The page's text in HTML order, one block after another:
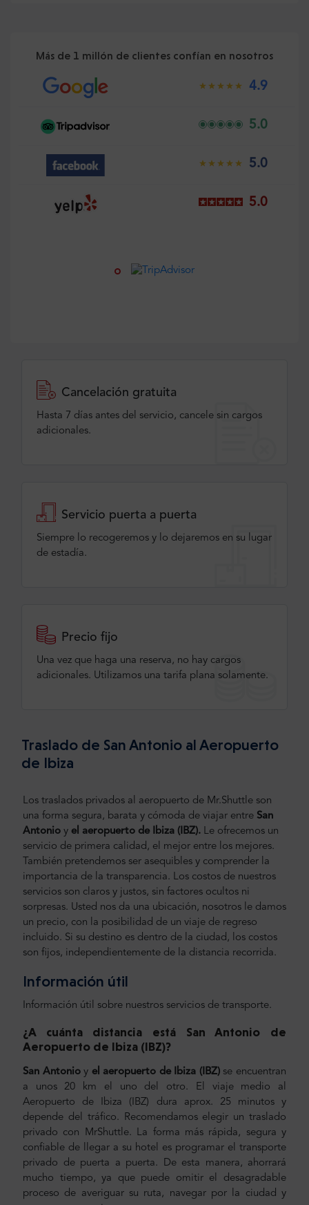
Más de 1 millón de clientes confían en nosotros
4.9
5.0
5.0
5.0
Cancelación gratuita
Hasta 7 días antes del servicio, cancele sin cargos
adicionales.
Servicio puerta a puerta
Siempre lo recogeremos y lo dejaremos en su lugar
de estadía.
Precio fijo
Una vez que haga una reserva, no hay cargos
adicionales. Utilizamos una tarifa plana solamente.
Traslado de San Antonio al Aeropuerto
de Ibiza
Los traslados privados al aeropuerto de Mr.Shuttle son
una forma segura, barata y cómoda de viajar entre San
Antonio y el aeropuerto de Ibiza (IBZ). Le ofrecemos un
servicio de primera calidad, el mejor entre los mejores.
También pretendemos ser asequibles y comprender la
importancia de la transparencia. Los costos de nuestros
servicios son claros y justos, sin factores ocultos ni
sorpresas. Usted nos da una ubicación, nosotros le damos
un precio, con la posibilidad de un viaje de regreso
incluido. Si su destino es dentro de la ciudad, los costos
son fijos, independientemente de la distancia recorrida.
Información útil
Información útil sobre nuestros servicios de transporte.
¿A cuánta distancia está San Antonio de
Aeropuerto de Ibiza (IBZ)?
San Antonioy el aeropuerto de Ibiza (IBZ)se encuentran
a unos 20 km el uno del otro. El viaje medio al
Aeropuerto de Ibiza (IBZ) dura aprox. 25 minutos y
depende del tráfico. Recomendamos elegir un traslado
privado con MrShuttle. La forma más rápida, segura y
confiable de llegar a su hotel es programar el transporte
privado de puerta a puerta. De esta manera, ahorrará
mucho tiempo, ya que puede omitir el desagradable
proceso de averiguar su ruta, navegar por la ciudad y